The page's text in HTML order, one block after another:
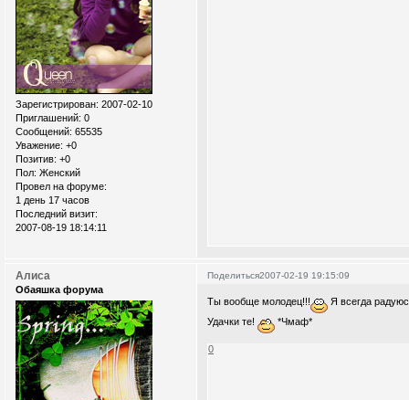
Зарегистрирован: 2007-02-10
Приглашений: 0
Сообщений: 65535
Уважение: +0
Позитив: +0
Пол: Женский
Провел на форуме:
1 день 17 часов
Последний визит:
2007-08-19 18:14:11
Поделиться2007-02-19 19:15:09
Алиса
Обаяшка форума
Ты вообще молодец!!!
Я всегда
Удачки те!
*Чмаф*
0